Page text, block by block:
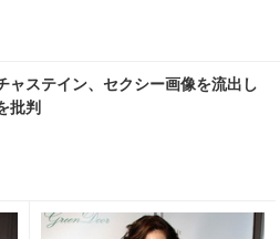
ャステイン、セクシー画像を流出し
批判